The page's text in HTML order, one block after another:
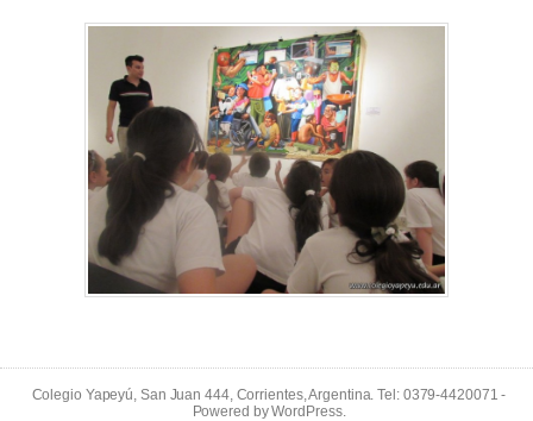
Colegio Yapeyú, San Juan 444, Corrientes, Argentina. Tel: 0379-4420071 -
Powered byWordPress.